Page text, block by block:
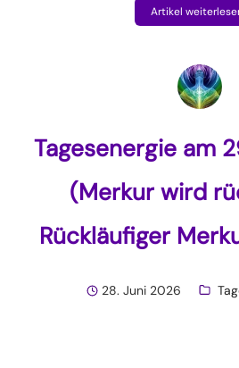
Artikel
Tagesenergie am
(Merkur wird
Rückläufiger
28. Juni 2026